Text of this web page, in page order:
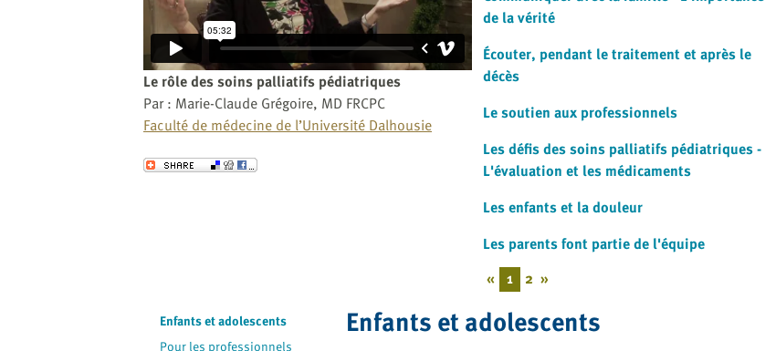
Le rôle des soins palliatifs pédiatriques
Par : Marie-Claude Grégoire, MD FRCPC
Faculté de médecine de l’Université Dalhousie
Envoyer
de la vérité
Écouter, pendant le traitement et après le
décès
Le soutien aux professionnels
Les défis des soins palliatifs pédiatriques -
L'évaluation et les médicaments
Les enfants et la douleur
Les parents font partie de l'équipe
« 1 2 »
Enfants et adolescents
Pour les professionnels
Enfants et adolescents